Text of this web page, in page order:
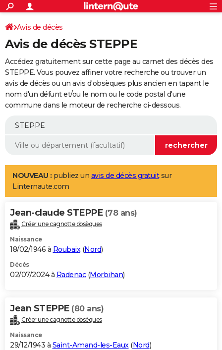
ACTUALITÉS
Politique
Société
Faits Divers
Education
Monde
Villes
+
SPORT
Coupe du monde 2026
Football
Tennis
Cyclisme
Rugby
Forum
Programme TV
TNT
Streaming
Cinéma
Sorties cinéma
Musique
+
FINANCE
Retraite
Epargne
Immobilier
Risques naturels par ville
Banque
Assurance
AUTO
Essais
Réserver un essai
Citadines
Berlines
SUV
Forum auto
+
Mobiles
Meilleur smartphone
Internet
Ordinateurs
Jeux vidéo
Guide high-tech
Aménagement intérieur
LIFESTYLE
Art de vivre
Bien-être
Loisirs
Mode
Modes de vie
Alimentation
Guide de la santé
Maladies
Médicaments
Sommeil
VOYAGE
Destinations
City break
Voyage nature
Voyage de noces
Forum
Climat
+PHOTO
GUIDES D'ACHAT
BONS PLANS
Carte de Noël
Carte Bonne année
Carte Saint-Valentin
Carte Pâques
Carte d'anniversaire
DICTIONNAIRE
Dictionnaire
Biographies
Citations
Expressions
Proverbes
PROGRAMME TV
Avis de décès
Avis de décès STEPPE
Accédez gratuitement sur cette page au carnet des décès des
STEPPE. Vous pouvez affiner votre recherche ou trouver un
avis de décès ou un avis d'obsèques plus ancien en tapant le
nom d'un défunt et/ou le nom ou le code postal d'une
commune dans le moteur de recherche ci-dessous.
NOUVEAU : publiez un avis de décès gratuitsur
Linternaute.com
Jean-claude STEPPE (78 ans)
Créer une cagnotte obsèques
Naissance
18/02/1946 à Roubaix(Nord)
Décès
02/07/2024 à Radenac(Morbihan)
Jean STEPPE (80 ans)
Créer une cagnotte obsèques
Naissance
29/12/1943 à Saint-Amand-les-Eaux(Nord)